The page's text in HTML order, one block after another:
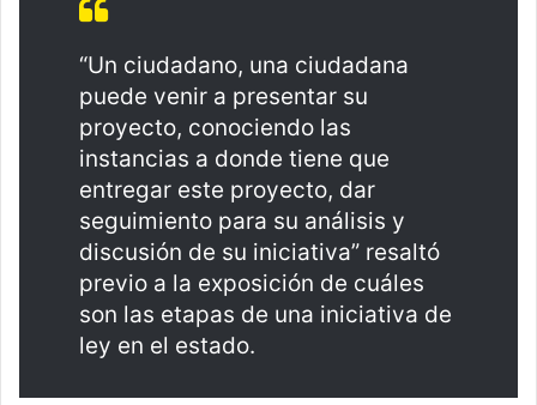
“Un ciudadano, una ciudadana
puede venir a presentar su
proyecto, conociendo las
instancias a donde tiene que
entregar este proyecto, dar
seguimiento para su análisis y
discusión de su iniciativa” resaltó
previo a la exposición de cuáles
son las etapas de una iniciativa de
ley en el estado.